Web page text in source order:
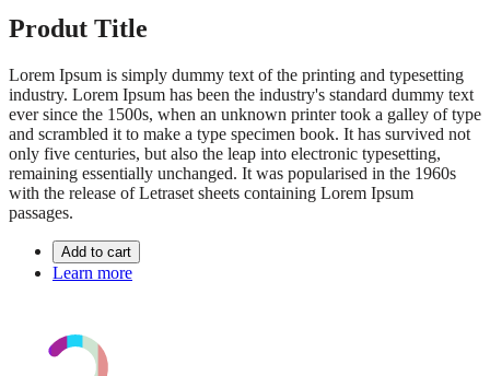
Produt Title
Lorem Ipsum is simply dummy text of the printing and typesetting
industry. Lorem Ipsum has been the industry's standard dummy text
ever since the 1500s, when an unknown printer took a galley of type
and scrambled it to make a type specimen book. It has survived not
only five centuries, but also the leap into electronic typesetting,
remaining essentially unchanged. It was popularised in the 1960s
with the release of Letraset sheets containing Lorem Ipsum
passages.
Add to cart
Learn more